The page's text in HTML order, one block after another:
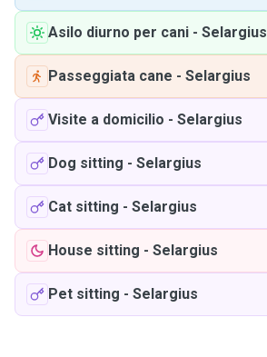
Asilo diurno per cani - Selargius
Passeggiata cane - Selargius
Visite a domicilio - Selargius
Dog sitting - Selargius
Cat sitting - Selargius
House sitting - Selargius
Pet sitting - Selargius